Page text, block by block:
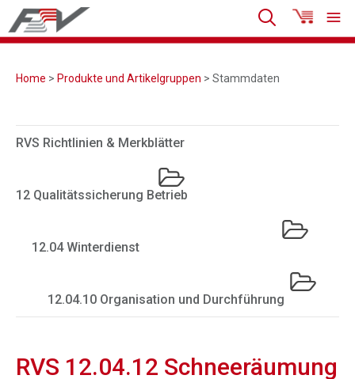
Home > Produkte und Artikelgruppen > Stammdaten
RVS Richtlinien & Merkblätter
12 Qualitätssicherung Betrieb
12.04 Winterdienst
12.04.10 Organisation und Durchführung
RVS 12.04.12 Schneeräumung